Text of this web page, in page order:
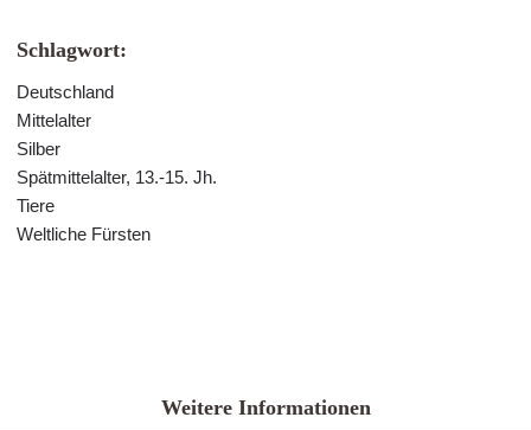
Schlagwort:
Deutschland
Mittelalter
Silber
Spätmittelalter, 13.-15. Jh.
Tiere
Weltliche Fürsten
Weitere Informationen